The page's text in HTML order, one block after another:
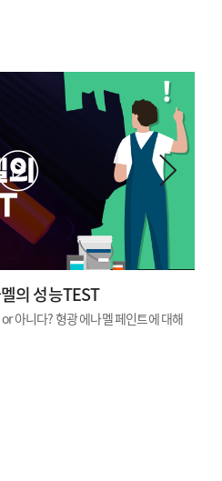
의 성능TEST
아니다? 형광 에나멜 페인트에 대해